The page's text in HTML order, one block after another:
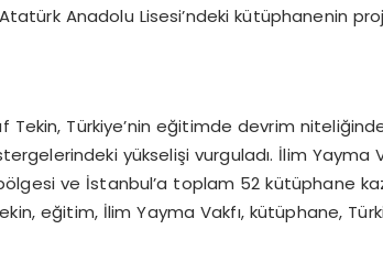
Anadolu Lisesi’ndeki kütüphanenin
Tekin, Türkiye’nin eğitimde devrim
yükselişi vurguladı. İlim Yayma
ve İstanbul’a toplam 52 kütüphane
eğitim, İlim Yayma Vakfı, kütüphane,